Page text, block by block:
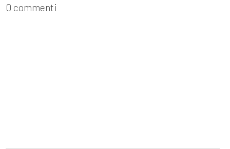
0 commenti